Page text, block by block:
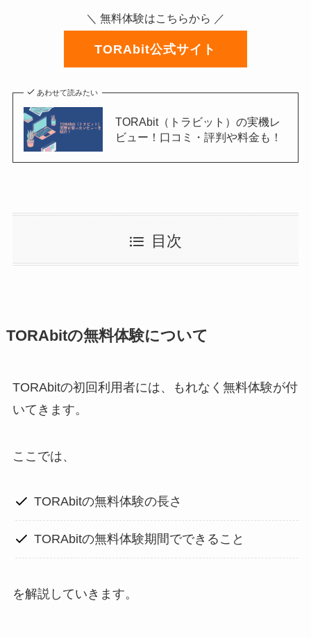
＼ 無料体験はこちらから ／
TORAbit公式サイト
あわせて読みたい
TORAbit（トラビット）の実機レ
ビュー！口コミ・評判や料金も！
目次
TORAbitの無料体験について
TORAbitの初回利用者には、もれなく無料体験が付
いてきます。
ここでは、
TORAbitの無料体験の長さ
TORAbitの無料体験期間でできること
を解説していきます。